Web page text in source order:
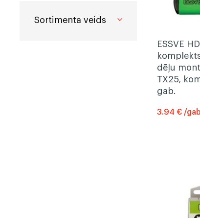
Sortimenta veids
ESSVE
dēļu
TX25,
gab.
3.94 € /